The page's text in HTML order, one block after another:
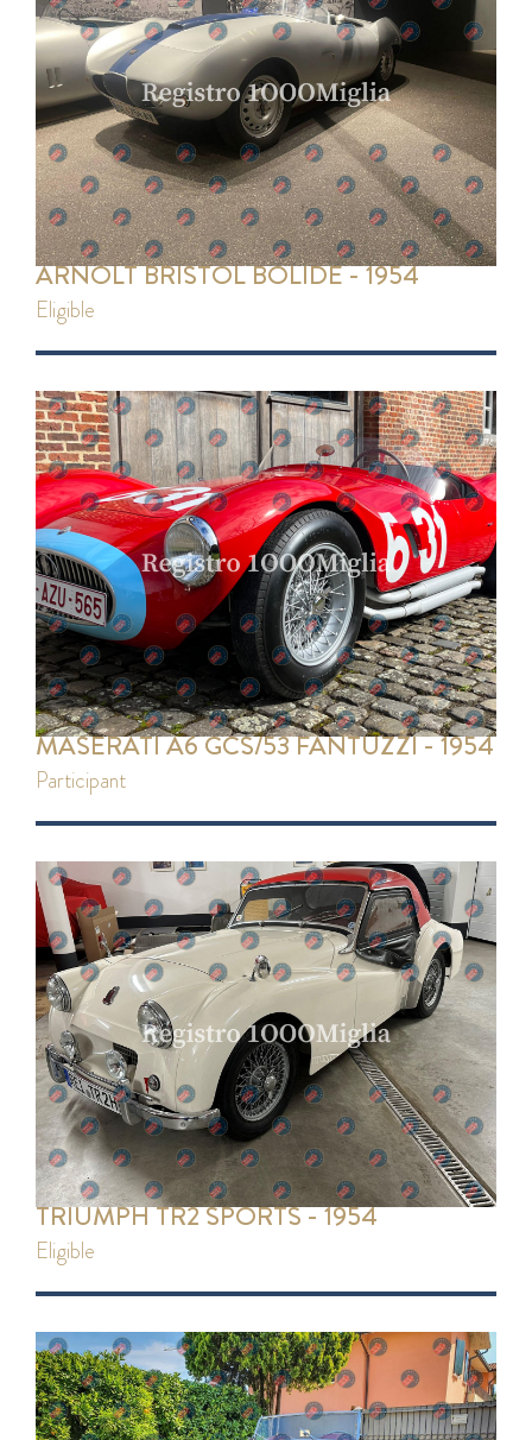
ARNOLT BRISTOL BOLIDE - 1954
eligible
MASERATI A6 GCS/53 FANTUZZI - 1954
participant
TRIUMPH TR2 SPORTS - 1954
eligible